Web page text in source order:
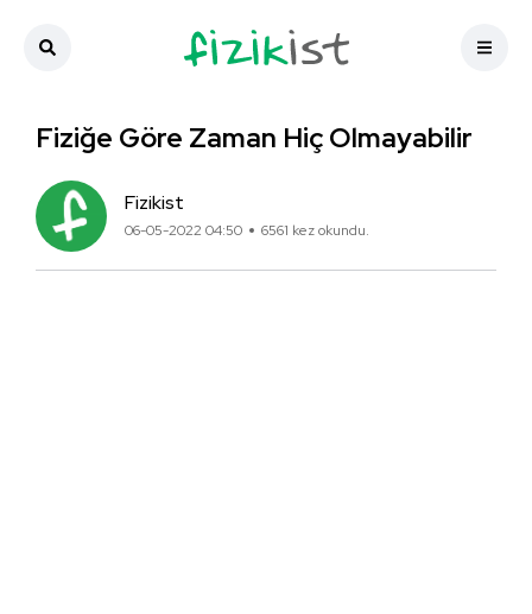
Fiziğe Göre Zaman Hiç Olmayabilir
Fizikist
06-05-2022 04:50 6561 kez okundu.